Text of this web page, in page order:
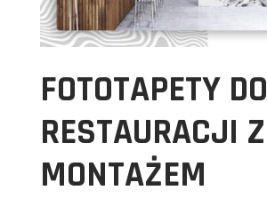
FOTOTAPETY DO
RESTAURACJI Z
MONTAŻEM